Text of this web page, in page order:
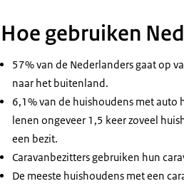
Hoe gebruiken
57% van de Nederlanders gaat op
naar het buitenland.
6,1% van de huishoudens met
lenen ongeveer 1,5 keer zoveel
een bezit.
Caravanbezitters gebruiken hun
De meeste huishoudens met een